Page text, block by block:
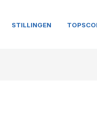
STILLINGEN